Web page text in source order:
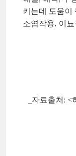
키는데 도움이
소염작용, 이
_자료출처: